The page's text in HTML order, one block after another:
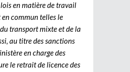
en matière de travail
commun telles le
transport mixte et de la
au titre des sanctions
en charge des
le retrait de licence des